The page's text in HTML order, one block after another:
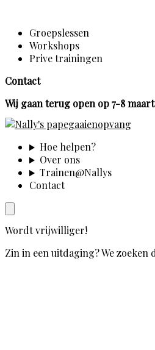
Groepslessen
Workshops
Prive trainingen
Contact
Wij gaan terug open op 7-8
Hoe helpen?
Over ons
Trainen@Nallys
Contact
Wordt vrijwilliger!
Zin in een uitdaging? We